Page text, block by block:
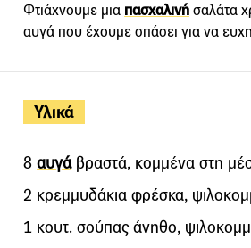
Υλικά
8 αυγάβραστά, κομμένα στη
2 κρεμμυδάκια φρέσκα,
1 κουτ. σούπας άνηθο,
Φτιάχνουμε μια πασχαλινήσαλάτα
αυγά που έχουμε σπάσει για να